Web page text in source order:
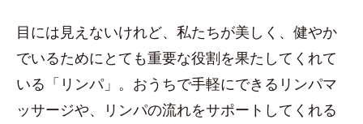
目には見えないけれど、私たちが美しく、健やか
でいるためにとても重要な役割を果たしてくれて
いる「リンパ」。おうちで手軽にできるリンパマ
ッサージや、リンパの流れをサポートしてくれる